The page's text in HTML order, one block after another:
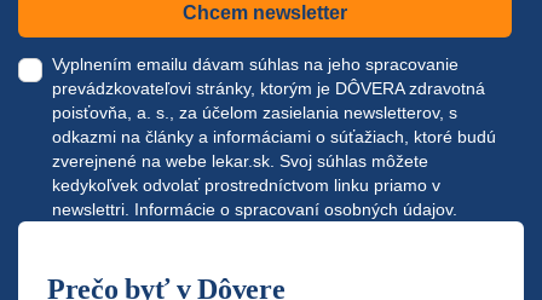
Chcem newsletter
Vyplnením emailu dávam súhlas na jeho spracovanie
prevádzkovateľovi stránky, ktorým je DÔVERA zdravotná
poisťovňa, a. s., za účelom zasielania newsletterov, s
odkazmi na články a informáciami o súťažiach, ktoré budú
zverejnené na webe lekar.sk. Svoj súhlas môžete
kedykoľvek odvolať prostredníctvom linku priamo v
newslettri. Informácie o spracovaní osobných údajov.
Prečo byť v Dôvere